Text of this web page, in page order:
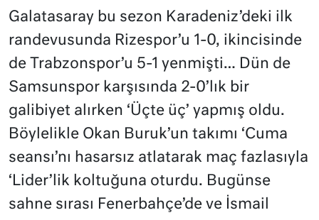
Galatasaray bu sezon Karadeniz’deki ilk
randevusunda Rizespor’u 1-0, ikincisinde
de Trabzonspor’u 5-1 yenmişti… Dün de
Samsunspor karşısında 2-0’lık bir
galibiyet alırken ‘Üçte üç’ yapmış oldu.
Böylelikle Okan Buruk’un takımı ‘Cuma
seansı’nı hasarsız atlatarak maç fazlasıyla
‘Lider’lik koltuğuna oturdu. Bugünse
sahne sırası Fenerbahçe’de ve İsmail